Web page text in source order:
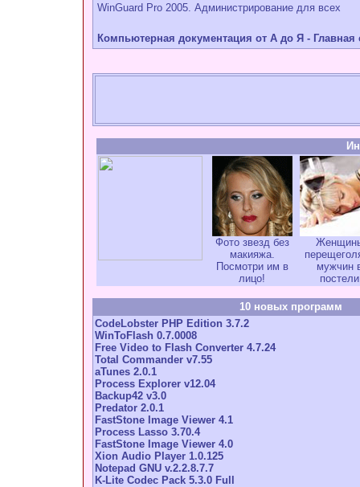
WinGuard Pro 2005. Администрирование для всех
Компьютерная документация от А до Я - Главная
Фото звезд без
макияжа.
Посмотри им в
лицо!
мужчин
постели
10 новых программ
CodeLobster PHP Edition 3.7.2
WinToFlash 0.7.0008
Free Video to Flash Converter 4.7.24
Total Commander v7.55
aTunes 2.0.1
Process Explorer v12.04
Backup42 v3.0
Predator 2.0.1
FastStone Image Viewer 4.1
Process Lasso 3.70.4
FastStone Image Viewer 4.0
Xion Audio Player 1.0.125
Notepad GNU v.2.2.8.7.7
K-Lite Codec Pack 5.3.0 Full